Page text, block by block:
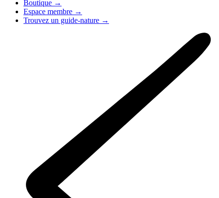
Boutique →
Espace membre →
Trouvez un guide-nature →